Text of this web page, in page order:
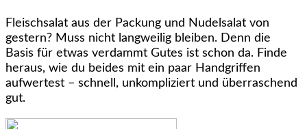
Fleischsalat aus der Packung und Nudelsalat von
gestern? Muss nicht langweilig bleiben. Denn die
Basis für etwas verdammt Gutes ist schon da. Finde
heraus, wie du beides mit ein paar Handgriffen
aufwertest – schnell, unkompliziert und überraschend
gut.